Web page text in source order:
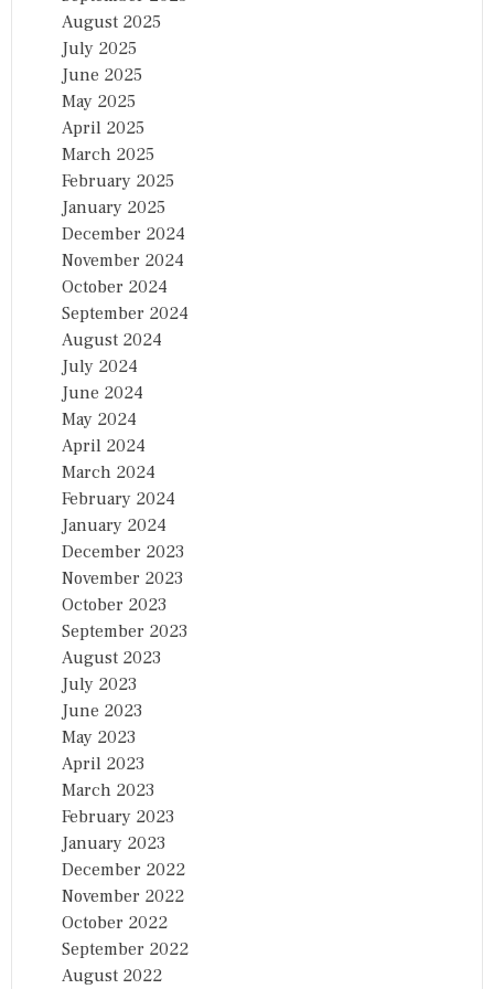
August 2025
July 2025
June 2025
May 2025
April 2025
March 2025
February 2025
January 2025
December 2024
November 2024
October 2024
September 2024
August 2024
July 2024
June 2024
May 2024
April 2024
March 2024
February 2024
January 2024
December 2023
November 2023
October 2023
September 2023
August 2023
July 2023
June 2023
May 2023
April 2023
March 2023
February 2023
January 2023
December 2022
November 2022
October 2022
September 2022
August 2022